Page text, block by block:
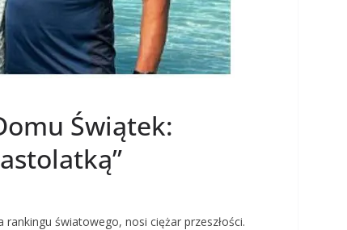
Świątek:
światowego, nosi ciężar przeszłości.